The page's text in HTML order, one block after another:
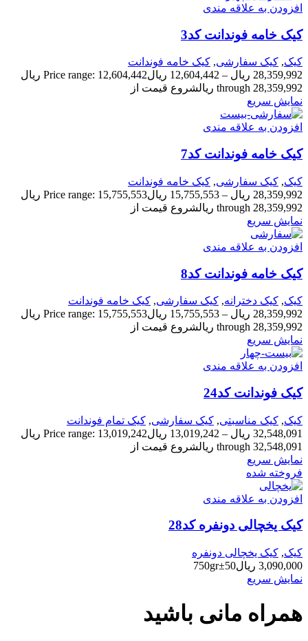
افزودن به علاقه مندی
کیک خامه فوندانت کد3
کیک, کیک سفارشی, کیک خامه فوندانت
28,359,992 ریال –
12,604,442 ریال
Price range: 12,604,442 ریال
through 28,359,992 ریال
شروع قیمت از
نمایش سریع
افزودن به علاقه مندی
کیک خامه فوندانت کد7
کیک, کیک سفارشی, کیک خامه فوندانت
28,359,992 ریال –
15,755,553 ریال
Price range: 15,755,553 ریال
through 28,359,992 ریال
شروع قیمت از
نمایش سریع
افزودن به علاقه مندی
کیک خامه فوندانت کد8
کیک, کیک دخترانه, کیک سفارشی, کیک خامه فوندانت
28,359,992 ریال –
15,755,553 ریال
Price range: 15,755,553 ریال
through 28,359,992 ریال
شروع قیمت از
نمایش سریع
افزودن به علاقه مندی
کیک فوندانت کد24
کیک, کیک مناسبتی, کیک سفارشی, کیک تمام فوندانت
32,548,091 ریال –
13,019,242 ریال
Price range: 13,019,242 ریال
through 32,548,091 ریال
شروع قیمت از
نمایش سریع
فروخته شده
افزودن به علاقه مندی
کیک یخچالی دونفره کد28
کیک, کیک یخچالی دونفره
3,090,000 ریال750gr±50
نمایش سریع
همراه مانی باشید